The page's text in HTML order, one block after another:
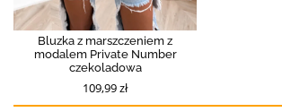
Bluzka z marszczeniem z
modalem Private Number
czekoladowa
109,99 zł